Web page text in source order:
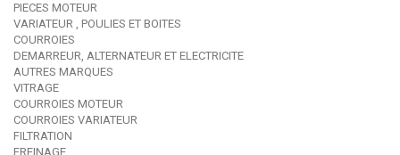
PIECES MOTEUR
VARIATEUR , POULIES ET BOITES
COURROIES
DEMARREUR, ALTERNATEUR ET ELECTRICITE
AUTRES MARQUES
VITRAGE
COURROIES MOTEUR
COURROIES VARIATEUR
FILTRATION
FREINAGE